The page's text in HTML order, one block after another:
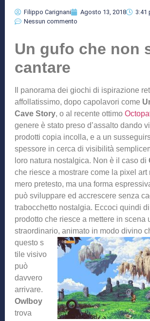
Filippo Carignani Agosto 13, 2018
3:41
Nessun commento
Un gufo che non
cantare
Il panorama dei giochi di ispirazione
affollatissimo, dopo capolavori come
Cave Story, o al recente ottimo
genere è stato preso d’assalto dando
prodotti copia incolla, e a un
spessore in cerca di visibilità
loro natura nostalgica. Non è il caso di
che riesce a mostrare come la pixel art
mero pretesto, ma una forma
può sviluppare ed accrescere senza
trabocchetto nostalgia. Eccoci quindi
prodotto che riesce a mettere in scena
straordinario, animato in modo divino
questo s
tile visivo
può
davvero
arrivare.
Owlboy
trova